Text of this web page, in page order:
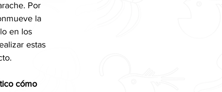
Por
la
en los
estas
cómo